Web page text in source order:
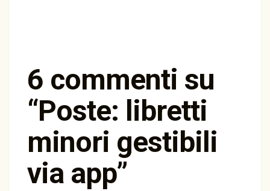
6 commenti su
“Poste: libretti
minori gestibili
via app”